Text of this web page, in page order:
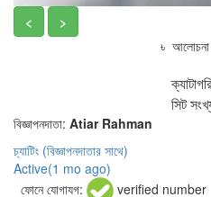
<
>
৳ আলোচনা
ক্যাটাগরি
সিট
বিজ্ঞাপনদাতা: Atiar Rahman
চ্যাটিং (বিজ্ঞাপনদাতার সাথে)
Active(1 mo ago)
ফোনে যোগাযগ:
verified number